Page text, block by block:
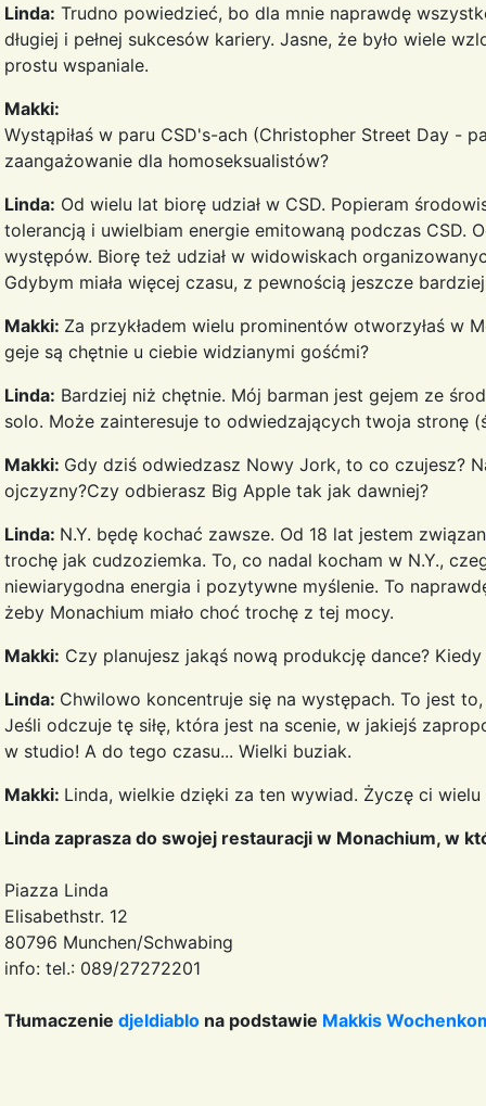
Linda: Trudno powiedzieć, bo dla mnie naprawdę
długiej i pełnej sukcesów kariery. Jasne, że było wiele
prostu wspaniale.
Makki:
Wystąpiłaś w paru CSD's-ach (Christopher Street Day -
zaangażowanie dla homoseksualistów?
Linda: Od wielu lat biorę udział w CSD. Popieram
tolerancją i uwielbiam energie emitowaną podczas CSD.
występów. Biorę też udział w widowiskach
Gdybym miała więcej czasu, z pewnością jeszcze
Makki: Za przykładem wielu prominentów otworzyłaś w
geje są chętnie u ciebie widzianymi gośćmi?
Linda: Bardziej niż chętnie. Mój barman jest gejem ze
solo. Może zainteresuje to odwiedzających twoja stronę
Makki: Gdy dziś odwiedzasz Nowy Jork, to co czujesz?
ojczyzny?Czy odbierasz Big Apple tak jak dawniej?
Linda: N.Y. będę kochać zawsze. Od 18 lat jestem
trochę jak cudzoziemka. To, co nadal kocham w N.Y.,
niewiarygodna energia i pozytywne myślenie. To
żeby Monachium miało choć trochę z tej mocy.
Makki: Czy planujesz jakąś nową produkcję dance?
Linda: Chwilowo koncentruje się na występach. To jest
Jeśli odczuje tę siłę, która jest na scenie, w jakiejś
w studio! A do tego czasu... Wielki buziak.
Makki: Linda, wielkie dzięki za ten wywiad. Życzę ci
Linda zaprasza do swojej restauracji w Monachium, w
Piazza Linda
Elisabethstr. 12
80796 Munchen/Schwabing
info: tel.: 089/27272201
Tłumaczenie djeldiablo na podstawie Makkis